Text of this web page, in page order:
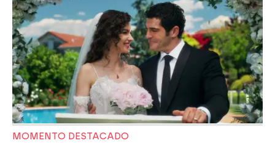
MOMENTO DESTACADO